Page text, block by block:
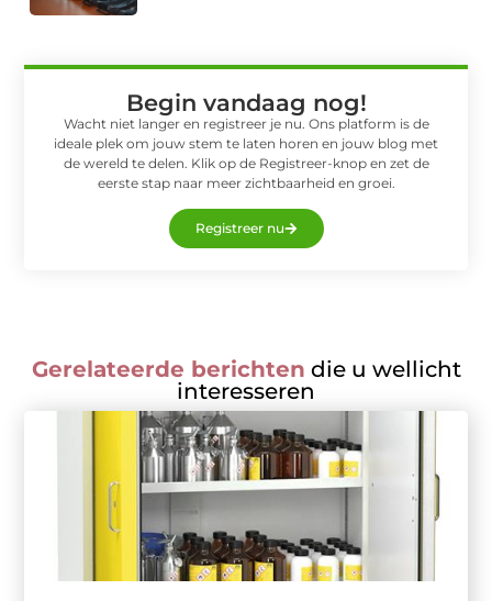
Begin vandaag nog!
Wacht niet langer en registreer je nu. Ons platform is de
ideale plek om jouw stem te laten horen en jouw blog met
de wereld te delen. Klik op de Registreer-knop en zet de
eerste stap naar meer zichtbaarheid en groei.
Registreer nu
Gerelateerde berichten die u wellicht
interesseren